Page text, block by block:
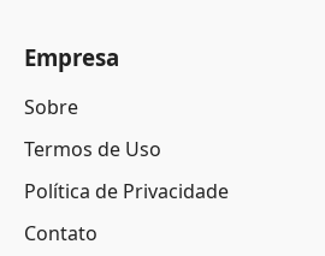
Empresa
Sobre
Termos de Uso
Política de Privacidade
Contato